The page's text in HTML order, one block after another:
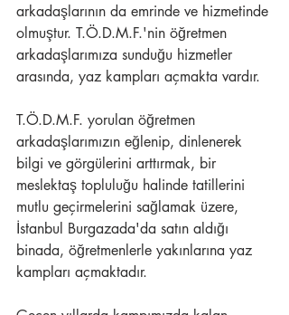
arkadaşlarının da emrinde ve hizmetinde
olmuştur. T.Ö.D.M.F.'nin öğretmen
arkadaşlarımıza sunduğu hizmetler
arasında, yaz kampları açmakta vardır.
T.Ö.D.M.F. yorulan öğretmen
arkadaşlarımızın eğlenip, dinlenerek
bilgi ve görgülerini arttırmak, bir
meslektaş topluluğu halinde tatillerini
mutlu geçirmelerini sağlamak üzere,
İstanbul Burgazada'da satın aldığı
binada, öğretmenlerle yakınlarına yaz
kampları açmaktadır.